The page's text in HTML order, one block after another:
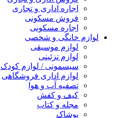
اجاره اداری و تجاری
فروش مسکونی
اجاره مسکونی
لوازم خانگی و شخصی
لوازم موسیقی
لوازم تزئینی
سیسمونی / لوازم کودک
لوازم اداری فروشگاهی
تصفیه آب و هوا
کیف و کفش
مجله و کتاب
پوشاک